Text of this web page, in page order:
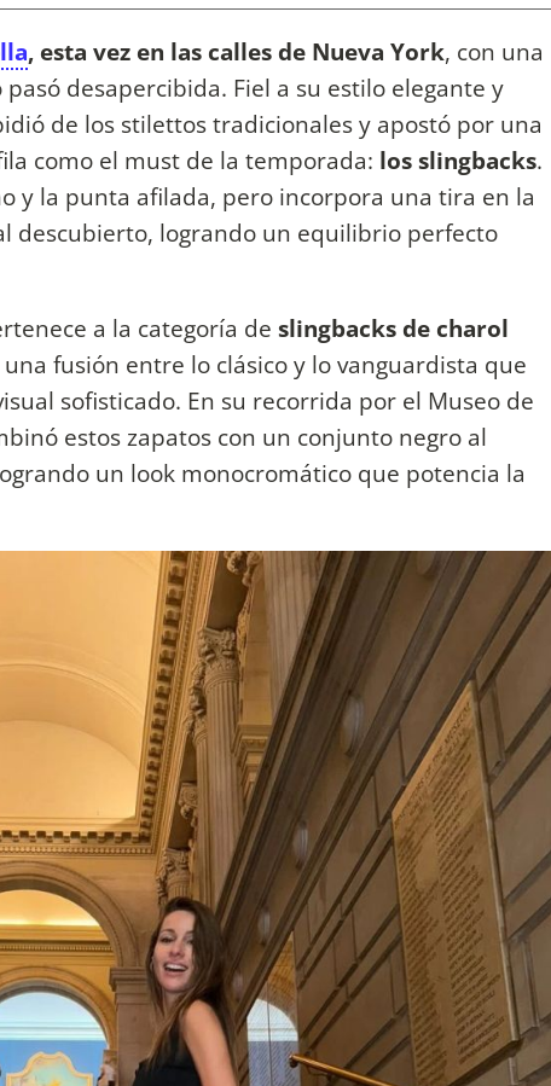
, esta vez en las calles de Nueva York, con una
desapercibida. Fiel a su estilo elegante y
de los stilettos tradicionales y apostó por una
como el must de la temporada: los slingbacks.
y la punta afilada, pero incorpora una tira en la
descubierto, logrando un equilibrio perfecto
a la categoría de slingbacks de charol
una fusión entre lo clásico y lo vanguardista que
sofisticado. En su recorrida por el Museo de
estos zapatos con un conjunto negro al
un look monocromático que potencia la